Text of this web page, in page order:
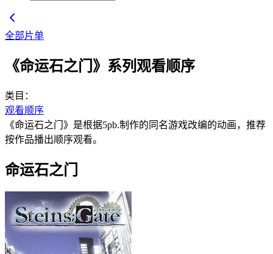
全部片单
《命运石之门》系列观看顺序
类目：
观看顺序
《命运石之门》是根据5pb.制作的同名游戏改编的动画，推荐
按作品播出顺序观看。
命运石之门